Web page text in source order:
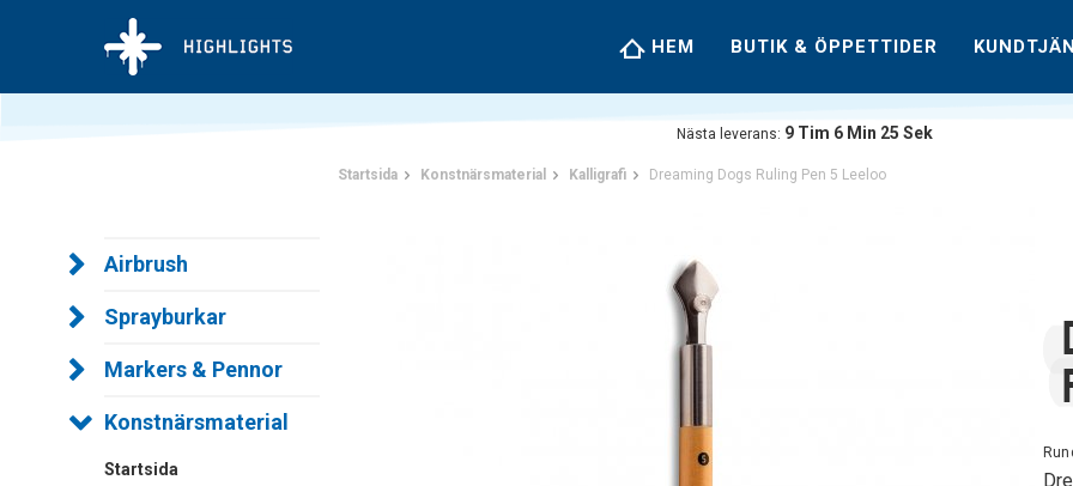
HEM BUTIK & ÖPPETTIDER
Nästa leverans: 9 Tim 6 Min 24 Sek
Airbrush
Sprayburkar
Markers & Pennor
Konstnärsmaterial
Startsida
Startsida Konstnärsmaterial Kalligrafi Dreaming Dogs Ruling Pen 5 Leeloo